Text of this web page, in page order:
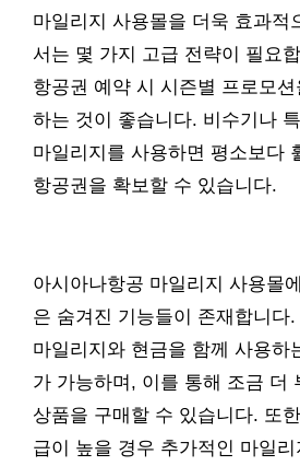
마일리지 사용몰을 더욱 효과적
서는 몇 가지 고급 전략이 필요
항공권 예약 시 시즌별 프로모
하는 것이 좋습니다. 비수기나
마일리지를 사용하면 평소보다
항공권을 확보할 수 있습니다.
아시아나항공 마일리지 사용몰
은 숨겨진 기능들이 존재합니다
마일리지와 현금을 함께 사용하
가 가능하며, 이를 통해 조금 더
상품을 구매할 수 있습니다. 또
급이 높을 경우 추가적인 마일